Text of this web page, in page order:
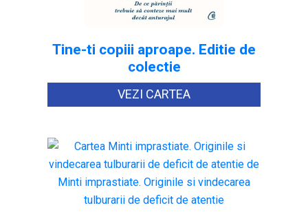
Tine-ti copiii aproape. Editie de
colectie
VEZI CARTEA